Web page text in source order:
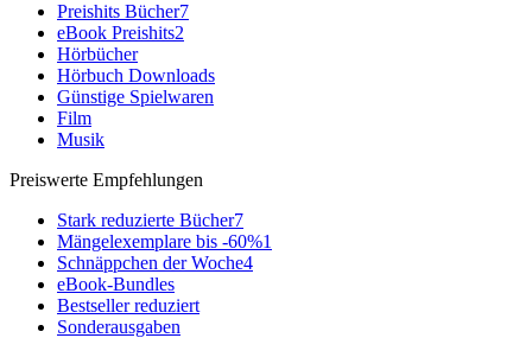
Preishits Bücher7
eBook Preishits2
Hörbücher
Hörbuch Downloads
Günstige Spielwaren
Film
Musik
Preiswerte Empfehlungen
Stark reduzierte Bücher7
Mängelexemplare bis -60%1
Schnäppchen der Woche4
eBook-Bundles
Bestseller reduziert
Sonderausgaben